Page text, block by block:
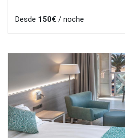
Desde 150€/ noche